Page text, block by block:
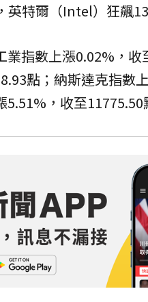
英特爾（Intel）狂飆
業指數上漲0.02%，
點；納斯達克指數
，收至11775.50